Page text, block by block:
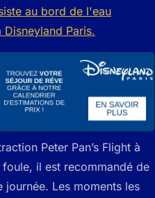
Peter Pan’s Flight à
il est recommandé de
Les moments les